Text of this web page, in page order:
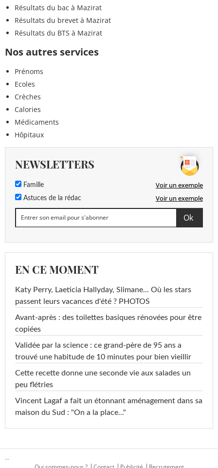
Résultats du bac à Mazirat
Résultats du brevet à Mazirat
Résultats du BTS à Mazirat
Nos autres services
Prénoms
Ecoles
Crèches
Calories
Médicaments
Hôpitaux
NEWSLETTERS
Famille Voir un exemple
Astuces de la rédac Voir un exemple
EN CE MOMENT
Katy Perry, Laeticia Hallyday, Slimane... Où les stars
passent leurs vacances d'été ? PHOTOS
Avant-après : des toilettes basiques rénovées pour être
copiées
Validée par la science : ce grand-père de 95 ans a
trouvé une habitude de 10 minutes pour bien vieillir
Cette recette donne une seconde vie aux salades un
peu flétries
Vincent Lagaf a fait un étonnant aménagement dans sa
maison du Sud : "On a la place..."
...